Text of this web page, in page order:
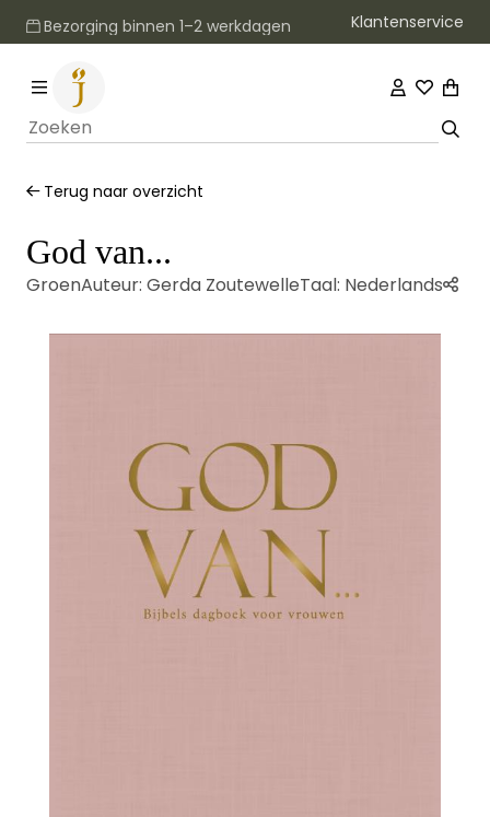
Bezorging binnen 1–2 werkdagen Klantenservice
Terug naar overzicht
God van...
GroenAuteur: Gerda ZoutewelleTaal: Nederlands